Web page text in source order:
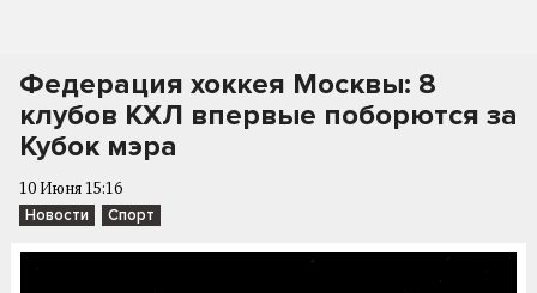
Федерация хоккея Москвы: 8
клубов КХЛ впервые поборются за
Кубок мэра
10 Июня 15:16
Новости Спорт